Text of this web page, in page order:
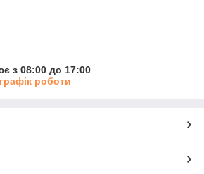
з 08:00 до 17:00
роботи